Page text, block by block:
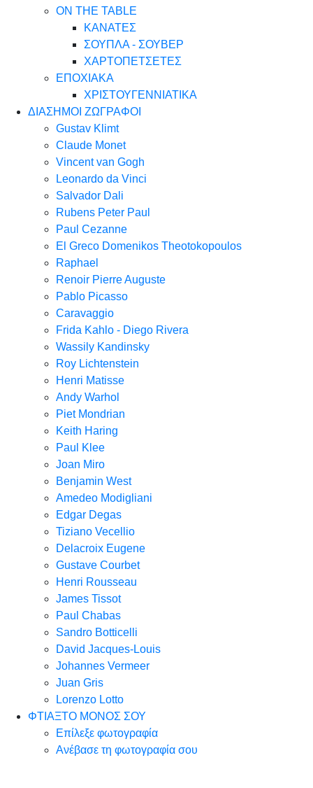
ON THE TABLE
ΚΑΝΑΤΕΣ
ΣΟΥΠΛΑ - ΣΟΥΒΕΡ
ΧΑΡΤΟΠΕΤΣΕΤΕΣ
ΕΠΟΧΙΑΚΑ
ΧΡΙΣΤΟΥΓΕΝΝΙΑΤΙΚΑ
ΔΙΑΣΗΜΟΙ ΖΩΓΡΑΦΟΙ
Gustav Klimt
Claude Monet
Vincent van Gogh
Leonardo da Vinci
Salvador Dali
Rubens Peter Paul
Paul Cezanne
El Greco Domenikos Theotokopoulos
Raphael
Renoir Pierre Auguste
Pablo Picasso
Caravaggio
Frida Kahlo - Diego Rivera
Wassily Kandinsky
Roy Lichtenstein
Henri Matisse
Andy Warhol
Piet Mondrian
Keith Haring
Paul Klee
Joan Miro
Benjamin West
Amedeo Modigliani
Edgar Degas
Tiziano Vecellio
Delacroix Eugene
Gustave Courbet
Henri Rousseau
James Tissot
Paul Chabas
Sandro Botticelli
David Jacques-Louis
Johannes Vermeer
Juan Gris
Lorenzo Lotto
ΦΤΙΑΞΤΟ ΜΟΝΟΣ ΣΟΥ
Επίλεξε φωτογραφία
Ανέβασε τη φωτογραφία σου